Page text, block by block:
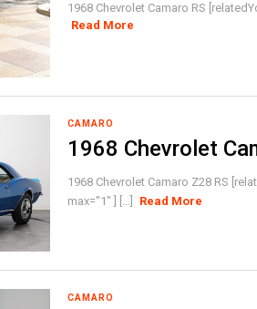
1968 Chevrolet Camaro RS
Read More
CAMARO
1968 Chevrolet
1968 Chevrolet Camaro Z28 RS
max="1" ] [...]
Read More
CAMARO